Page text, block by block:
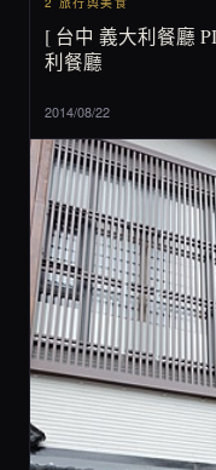
[ 台中 義大利餐廳
利餐廳
2014/08/22